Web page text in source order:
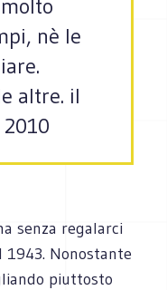
nè le
altre. il
senza regalarci
1943. Nonostante
piuttosto